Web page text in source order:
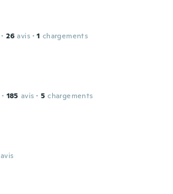
· 26 avis · 1 chargements
· 185 avis · 5 chargements
avis